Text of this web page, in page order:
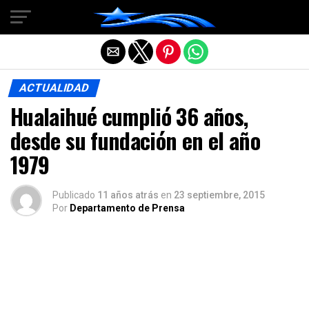
ACTUALIDAD
Hualaihué cumplió 36 años,
desde su fundación en el año
1979
Publicado 11 años atrás en 23 septiembre, 2015
Por Departamento de Prensa
Salir de la versión móvil